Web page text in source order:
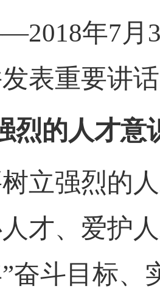
2018年7月
表重要讲话
烈的人才意
强烈的人
才、爱护
奋斗目标、